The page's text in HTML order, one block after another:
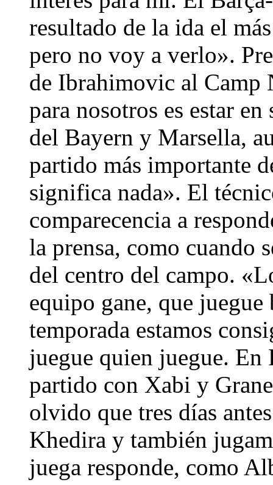
resultado de la ida el
pero no voy a verlo».
de Ibrahimovic al
para nosotros es estar
del Bayern y Marsella,
partido más importante
significa nada». El
comparecencia a
la prensa, como cuando
del centro del campo.
equipo gane, que
temporada estamos
juegue quien juegue.
partido con Xabi y
olvido que tres días
Khedira y también
juega responde, como